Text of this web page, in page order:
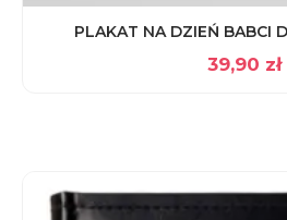
PLAKAT NA DZIEŃ BABCI
39,90 zł